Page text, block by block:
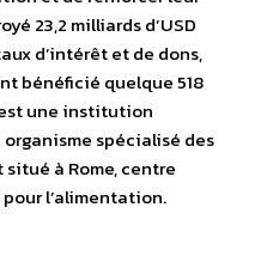
23,2 milliards d’USD
d’intérêt et de dons,
bénéficié quelque 518
une institution
spécialisé des
à Rome, centre
l’alimentation.